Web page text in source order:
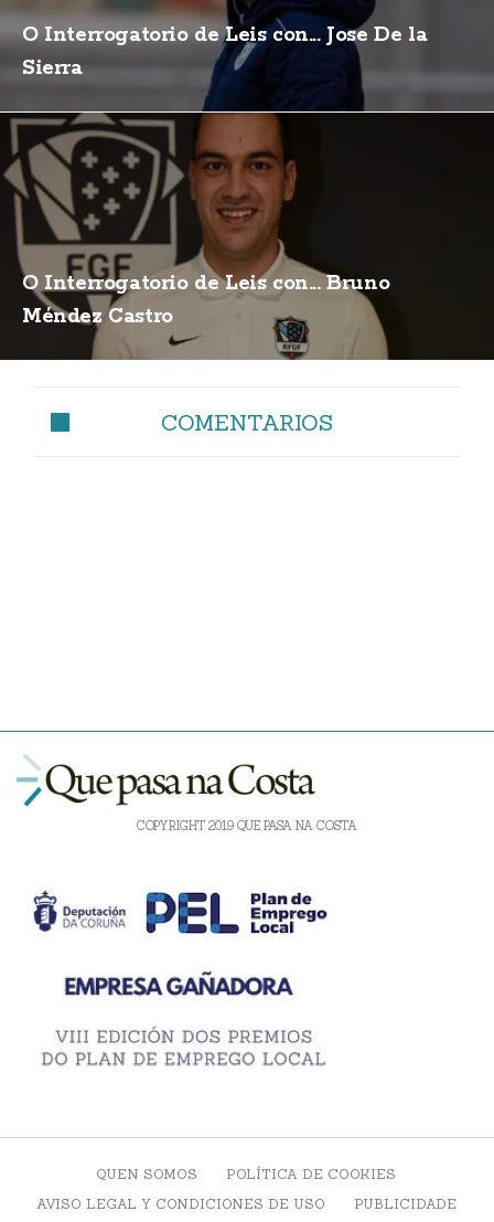
O Interrogatorio de Leis con... Jose De la
Sierra
O Interrogatorio de Leis con... Bruno
Méndez Castro
COMENTARIOS
COPYRIGHT 2019 QUE PASA NA COSTA
QUEN SOMOS
POLÍTICA DE COOKIES
AVISO LEGAL Y CONDICIONES DE USO
PUBLICIDADE